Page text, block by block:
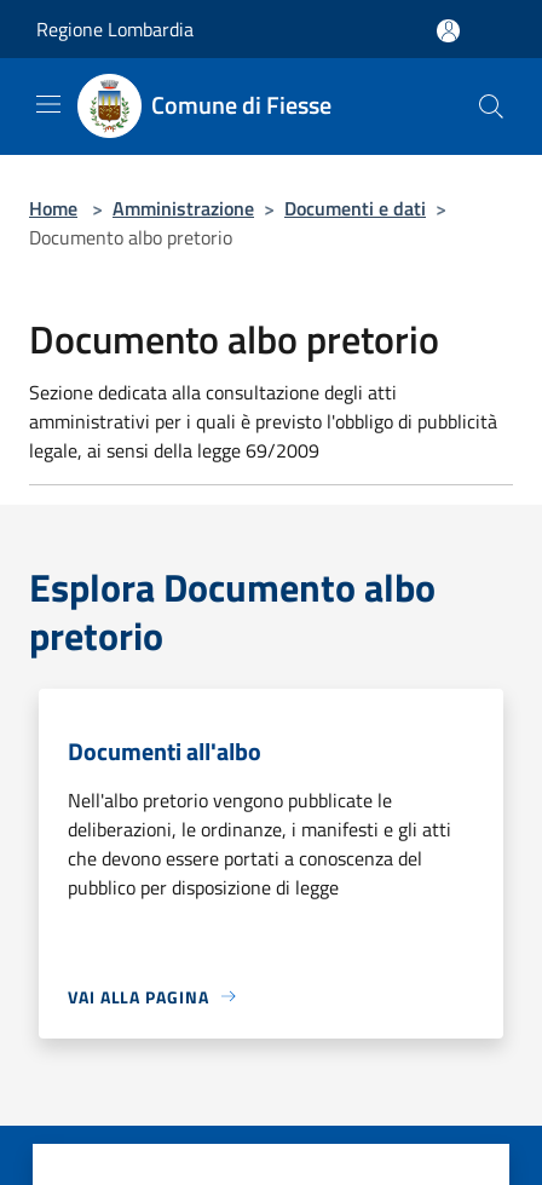
Regione Lombardia
Comune di Fiesse
Home > Amministrazione > Documenti e dati >
Documento albo pretorio
Documento albo pretorio
Sezione dedicata alla consultazione degli atti
amministrativi per i quali è previsto l'obbligo di pubblicità
legale, ai sensi della legge 69/2009
Esplora Documento albo
pretorio
Documenti all'albo
Nell'albo pretorio vengono pubblicate le
deliberazioni, le ordinanze, i manifesti e gli atti
che devono essere portati a conoscenza del
pubblico per disposizione di legge
VAI ALLA PAGINA